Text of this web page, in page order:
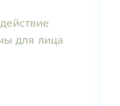
калия
для лица